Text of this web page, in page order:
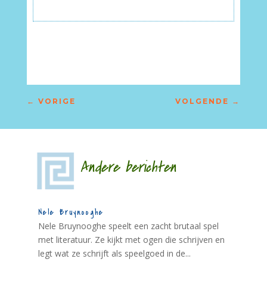
← VORIGE VOLGENDE →
Andere berichten
Nele Bruynooghe
Nele Bruynooghe speelt een zacht brutaal spel
met literatuur. Ze kijkt met ogen die schrijven en
legt wat ze schrijft als speelgoed in de...